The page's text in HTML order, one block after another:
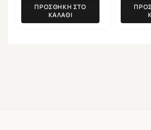
ΠΡΟΣΘΉΚΗ ΣΤΟ
ΚΑΛΆΘΙ